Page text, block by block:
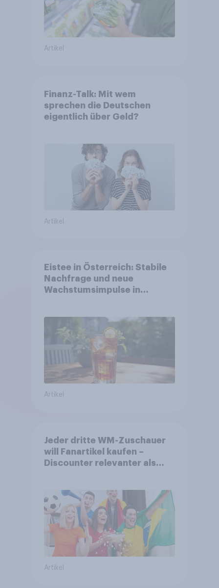
Artikel
Finanz-Talk: Mit wem
sprechen die Deutschen
eigentlich über Geld?
Artikel
Eistee in Österreich: Stabile
Nachfrage und neue
Wachstumsimpulse in
Artikel
Jeder dritte WM-Zuschauer
will Fanartikel kaufen –
Discounter relevanter als
Artikel